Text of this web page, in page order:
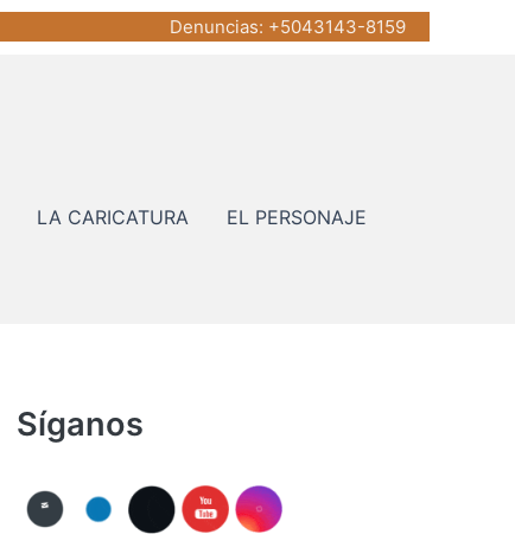
Denuncias: +5043143-8159
LA CARICATURA EL PERSONAJE
Síganos